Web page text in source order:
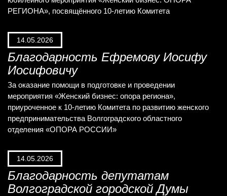
РЕГИОНА», посвящённого 10-летию Комитета
14.05.2026
Благодарность Ефремову Иосифу
Иосифовичу
За оказание помощи в подготовке и проведении
мероприятия «Женский бизнес: опора региона»,
приуроченное к 10-летию Комитета по развитию женского
предпринимательства Волгоградского областного
отделения «ОПОРА РОССИИ»
14.05.2026
Благодарность депутатам
Волгоградской городской Думы